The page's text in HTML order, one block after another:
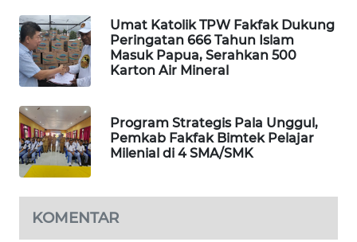
Umat Katolik TPW Fakfak Dukung
Peringatan 666 Tahun Islam
Masuk Papua, Serahkan 500
Karton Air Mineral
Program Strategis Pala Unggul,
Pemkab Fakfak Bimtek Pelajar
Milenial di 4 SMA/SMK
KOMENTAR
WAHANA
UMKM
WAHANA
WAHANA
PERSONA
OTOMOTIF